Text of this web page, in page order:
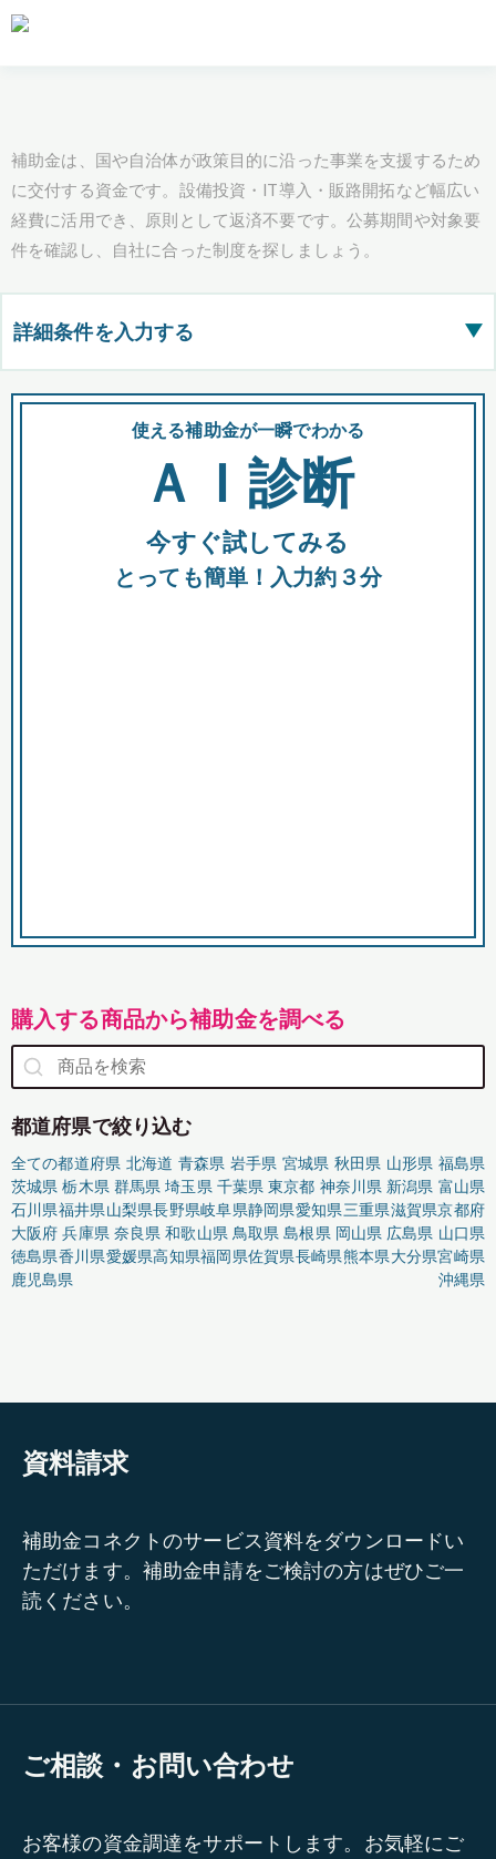
補助金は、国や自治体が政策目的に沿った事業を支援するため
に交付する資金です。設備投資・IT導入・販路開拓など幅広い
経費に活用でき、原則として返済不要です。公募期間や対象要
件を確認し、自社に合った制度を探しましょう。
詳細条件を入力する ▶
都道府県
全国の検索結果を含めて表示
助成金 融資 出資
使える補助金が一瞬でわかる
ＡＩ診断
今すぐ試してみる
とっても簡単！入力約３分
購入する商品から補助金を調べる
都道府県で絞り込む
全ての都道府県 北海道 青森県 岩手県 宮城県 秋田県 山形県 福島県
茨城県 栃木県 群馬県 埼玉県 千葉県 東京都 神奈川県 新潟県 富山県
石川県福井県山梨県長野県岐阜県静岡県愛知県三重県滋賀県京都府
大阪府 兵庫県 奈良県 和歌山県 鳥取県 島根県 岡山県 広島県 山口県
徳島県香川県愛媛県高知県福岡県佐賀県長崎県熊本県大分県宮崎県
鹿児島県
沖縄県
資料請求
補助金コネクトのサービス資料をダウンロードい
ただけます。補助金申請をご検討の方はぜひご一
読ください。
ご相談・お問い合わせ
お客様の資金調達をサポートします。お気軽にご